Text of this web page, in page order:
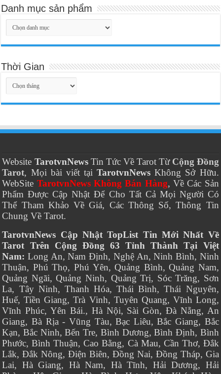
Danh mục sản phẩm
Thời Gian
Thời
Gian
Website TarotvnNewsTin Tức Về Tarot Từ Cộng Đồng
Tarot, Mọi bài viết tạiTarotvnNews Không Sở Hữu.
WebSite TarotvnNews Không Bán Hàng, Về Các Sản
Phẩm Được Cập Nhật Để Cho Tất Cả Mọi Người Có
Thể Tham Khảo Về Giá, Các Thông Số, Thông Tin
Chung Về Tarot.
TarotvnNews Cập Nhật TopList Tin Mới Nhất Về
Tarot Trên Cộng Đồng 63 Tỉnh Thành Tại Việt
Nam: Long An, Nam Định, Nghệ An, Ninh Bình, Ninh
Thuận, Phú Thọ, Phú Yên, Quảng Bình, Quảng Nam,
Quảng Ngãi, Quảng Ninh, Quảng Trị, Sóc Trăng, Sơn
La, Tây Ninh, Thanh Hóa, Thái Bình, Thái Nguyên,
Huế, Tiền Giang, Trà Vinh, Tuyên Quang, Vĩnh Long,
Vĩnh Phúc, Yên Bái., Hà Nội, Sài Gòn, Đà Nẵng, An
Giang, Bà Rịa - Vũng Tàu, Bạc Liêu, Bắc Giang, Bắc
Kạn, Bắc Ninh, Bến Tre, Bình Dương, Bình Định, Bình
Phước, Bình Thuận, Cao Bằng, Cà Mau, Cần Thơ, Đắk
Lắk, Đắk Nông, Điện Biên, Đồng Nai, Đồng Tháp, Gia
Lai, Hà Giang, Hà Nam, Hà Tĩnh, Hải Dương, Hải